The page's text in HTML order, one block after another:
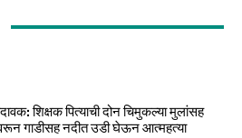
शिक्षक पित्याची दोन चिमुकल्या मुलांसह
गाडीसह नदीत उडी घेऊन आत्महत्या